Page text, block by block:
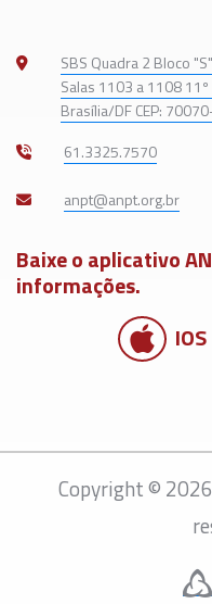
SBS Quadra 2 Bloco
Salas 1103 a 1108
Brasília/DF CEP:
61.3325.7570
Baixe o aplicativo
informações.
IOS
Copyright ©